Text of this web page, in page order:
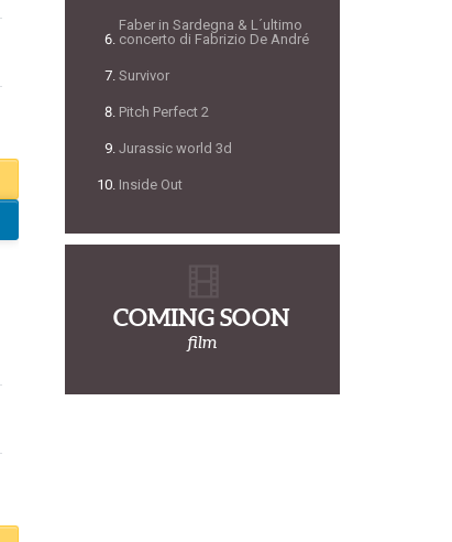
Faber in Sardegna & L´ultimo
concerto di Fabrizio De André
Survivor
Pitch Perfect 2
Jurassic world 3d
Inside Out
COMING SOON
film